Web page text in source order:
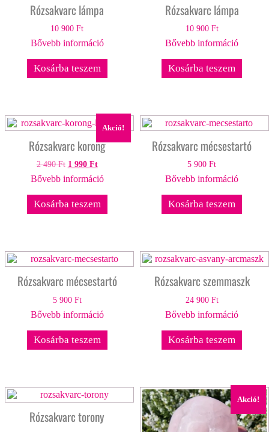
Rózsakvarc lámpa
10 900Ft
Bővebb információ
Kosárba teszem
Rózsakvarc lámpa
10 900 Ft
Bővebb információ
Kosárba teszem
Akció!
Rózsakvarc korong
2 490Ft Original
price
was:
2
490 Ft.
1 990 FtCurrent
price
is:
1
990 Ft.
Bővebb információ
Kosárba teszem
Rózsakvarc mécsestartó
5 900Ft
Bővebb információ
Kosárba teszem
Rózsakvarc mécsestartó
5 900 Ft
Bővebb információ
Kosárba teszem
Rózsakvarc szemmaszk
24 900 Ft
Bővebb információ
Kosárba teszem
Rózsakvarc torony
Akció!